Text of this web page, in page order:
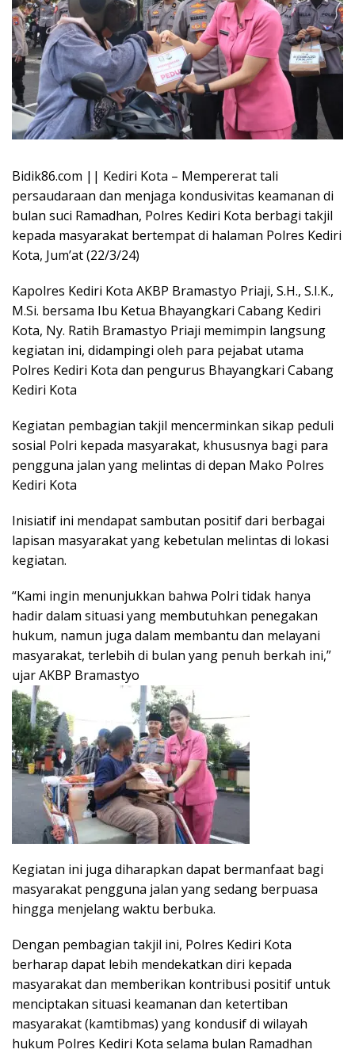
Bidik86.com || Kediri Kota – Mempererat tali
persaudaraan dan menjaga kondusivitas keamanan di
bulan suci Ramadhan, Polres Kediri Kota berbagi takjil
kepada masyarakat bertempat di halaman Polres Kediri
Kota, Jum’at (22/3/24)
Kapolres Kediri Kota AKBP Bramastyo Priaji, S.H., S.I.K.,
M.Si. bersama Ibu Ketua Bhayangkari Cabang Kediri
Kota, Ny. Ratih Bramastyo Priaji memimpin langsung
kegiatan ini, didampingi oleh para pejabat utama
Polres Kediri Kota dan pengurus Bhayangkari Cabang
Kediri Kota
Kegiatan pembagian takjil mencerminkan sikap peduli
sosial Polri kepada masyarakat, khususnya bagi para
pengguna jalan yang melintas di depan Mako Polres
Kediri Kota
Inisiatif ini mendapat sambutan positif dari berbagai
lapisan masyarakat yang kebetulan melintas di lokasi
kegiatan.
“Kami ingin menunjukkan bahwa Polri tidak hanya
hadir dalam situasi yang membutuhkan penegakan
hukum, namun juga dalam membantu dan melayani
masyarakat, terlebih di bulan yang penuh berkah ini,”
ujar AKBP Bramastyo
Kegiatan ini juga diharapkan dapat bermanfaat bagi
masyarakat pengguna jalan yang sedang berpuasa
hingga menjelang waktu berbuka.
Dengan pembagian takjil ini, Polres Kediri Kota
berharap dapat lebih mendekatkan diri kepada
masyarakat dan memberikan kontribusi positif untuk
menciptakan situasi keamanan dan ketertiban
masyarakat (kamtibmas) yang kondusif di wilayah
hukum Polres Kediri Kota selama bulan Ramadhan